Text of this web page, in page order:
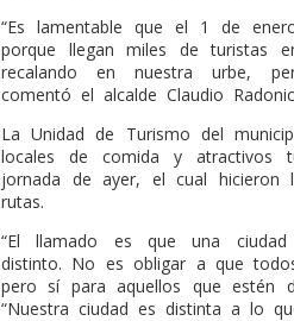
“Es lamentable que el 1 de
porque llegan miles de turistas
recalando en nuestra urbe,
comentó el alcalde Claudio
La Unidad de Turismo del
locales de comida y atractivos
jornada de ayer, el cual
rutas.
“El llamado es que una
distinto. No es obligar a que
pero sí para aquellos que estén
“Nuestra ciudad es distinta a lo